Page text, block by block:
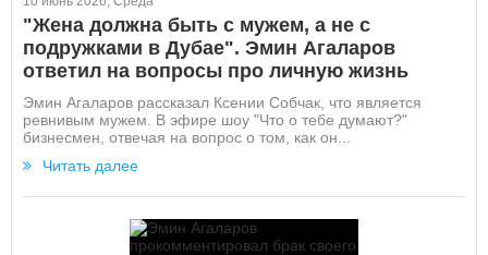
"Жена должна быть с мужем, а не с
подружками в Дубае". Эмин Агаларов
ответил на вопросы про личную жизнь
Эмин Агаларов рассказал Ксении Собчак, что является
ревнивым мужем. В эфире шоу "Что о тебе думают?"
бизнесмен, отвечая на вопрос о том, как он...
Читать далее